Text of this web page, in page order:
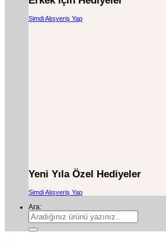
Şimdi Alışveriş Yap
Yeni Yıla Özel Hediyeler
Şimdi Alışveriş Yap
Ara: